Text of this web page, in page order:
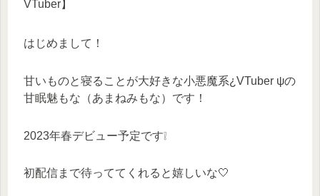
VTuber】
はじめまして！
甘いものと寝ることが大好きな小悪魔系¿VTuber ψの
甘眠魅もな（あまねみもな）です！
2023年春デビュー予定です❕
初配信まで待っててくれると嬉しいな🤍